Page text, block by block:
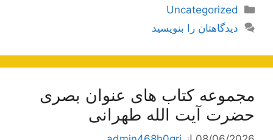
دسته‌ها
Uncategorized
دیدگاهتان را بنویسید
مجموعه کتاب های عنوان بصری
حضرت آیت الله طهرانی